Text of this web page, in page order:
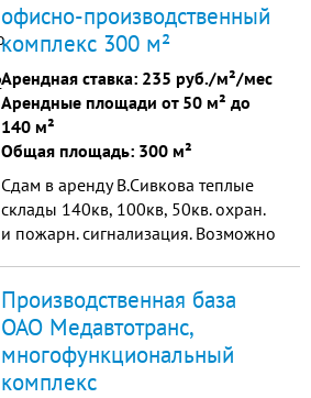
офисно-производственный
комплекс 300 м²
Арендная ставка: 235 руб./м²/мес
Арендные площади от 50 м² до
140 м²
Общая площадь: 300 м²
Сдам в аренду В.Сивкова теплые
склады 140кв, 100кв, 50кв. охран.
и пожарн. сигнализация. Возможно
Территория охраняется. Высокие
ворота. Использовать как гараж
для техники. Длительный срок.
Производственная база
ОАО Медавтотранс,
многофункциональный
комплекс